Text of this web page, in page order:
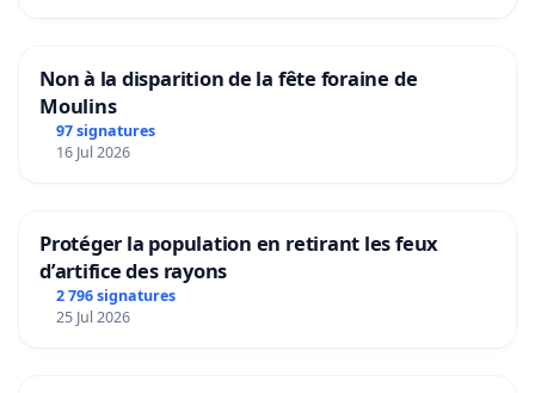
Non à la disparition de la fête foraine de
Moulins
97 signatures
16 Jul 2026
Protéger la population en retirant les feux
d’artifice des rayons
2 796 signatures
25 Jul 2026